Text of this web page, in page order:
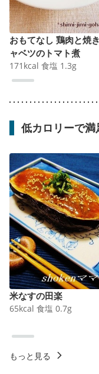
おもてなし 鶏肉と焼
ャベツのトマト煮
171 kcal 食塩 1.3g
低カロリーで満
米なすの田楽
65kcal 食塩 0.7g
もっと見る